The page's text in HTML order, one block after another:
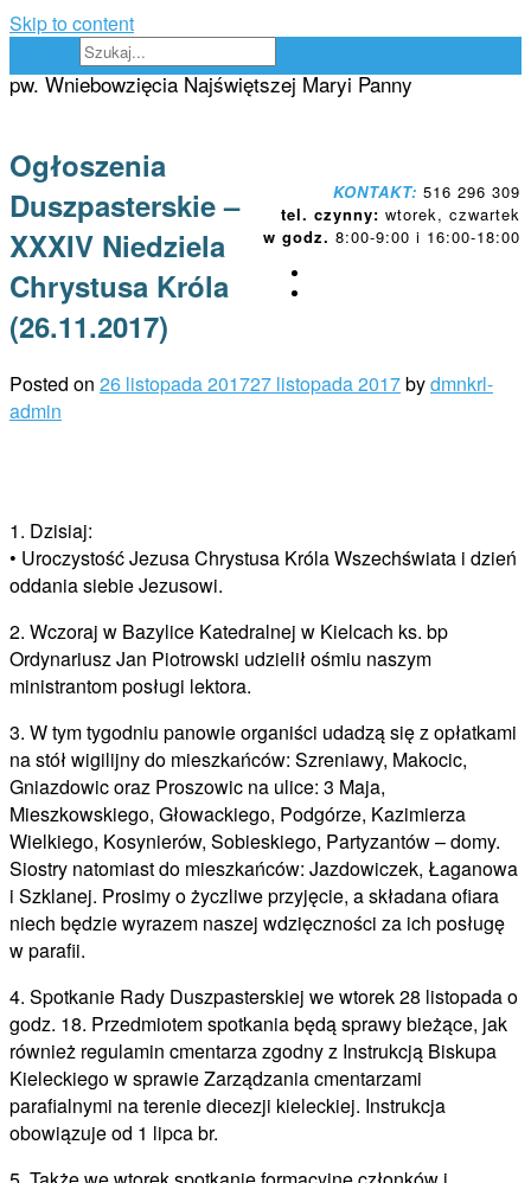
Skip to content
Parafia Proszowice
pw. Wniebowzięcia Najświętszej Maryi Panny
KONTAKT: 516 296 309
tel. czynny: wtorek, czwartek
w godz. 8:00-9:00 i 16:00-18:00
Ogłoszenia
Duszpasterskie –
XXXIV Niedziela
Chrystusa Króla
(26.11.2017)
Posted on 26 listopada 201727 listopada 2017bydmnkrl-
admin
1. Dzisiaj:
• Uroczystość Jezusa Chrystusa Króla Wszechświata i dzień
oddania siebie Jezusowi.
2. Wczoraj w Bazylice Katedralnej w Kielcach ks. bp
Ordynariusz Jan Piotrowski udzielił ośmiu naszym
ministrantom posługi lektora.
3. W tym tygodniu panowie organiści udadzą się z opłatkami
na stół wigilijny do mieszkańców: Szreniawy, Makocic,
Gniazdowic oraz Proszowic na ulice: 3 Maja,
Mieszkowskiego, Głowackiego, Podgórze, Kazimierza
Wielkiego, Kosynierów, Sobieskiego, Partyzantów – domy.
Siostry natomiast do mieszkańców: Jazdowiczek, Łaganowa
i Szklanej. Prosimy o życzliwe przyjęcie, a składana ofiara
niech będzie wyrazem naszej wdzięczności za ich posługę
w parafii.
4. Spotkanie Rady Duszpasterskiej we wtorek 28 listopada o
godz. 18. Przedmiotem spotkania będą sprawy bieżące, jak
również regulamin cmentarza zgodny z Instrukcją Biskupa
Kieleckiego w sprawie Zarządzania cmentarzami
parafialnymi na terenie diecezji kieleckiej. Instrukcja
obowiązuje od 1 lipca br.